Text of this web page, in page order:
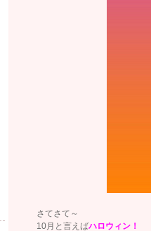
さてさて～
10月と言えばハロウィン！